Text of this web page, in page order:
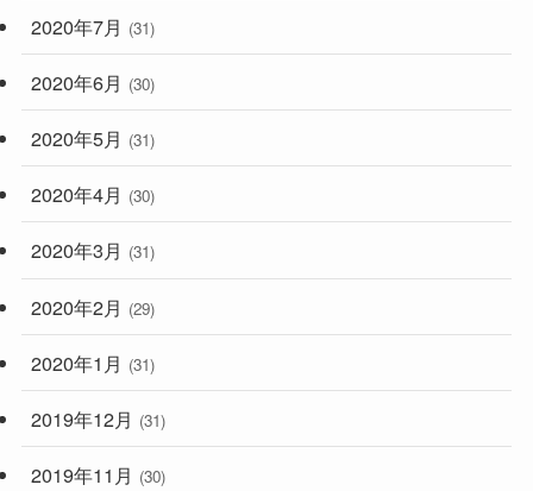
2020年7月 (31)
2020年6月 (30)
2020年5月 (31)
2020年4月 (30)
2020年3月 (31)
2020年2月 (29)
2020年1月 (31)
2019年12月 (31)
2019年11月 (30)